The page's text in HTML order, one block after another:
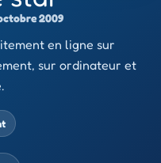
2009
en ligne sur
sur ordinateur et